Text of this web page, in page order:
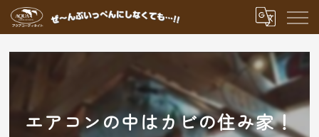
エアコンの中はカビの住み家！